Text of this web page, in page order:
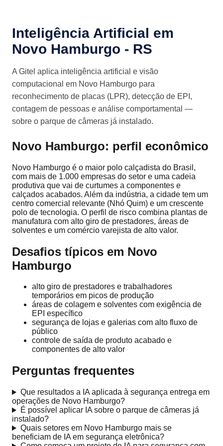
Inteligência Artificial em
Novo Hamburgo - RS
A Gitel aplica inteligência artificial e visão
computacional em Novo Hamburgo para
reconhecimento de placas (LPR), detecção de EPI,
contagem de pessoas e análise comportamental —
sobre o parque de câmeras já instalado.
Novo Hamburgo: perfil econômico
Novo Hamburgo é o maior polo calçadista do Brasil,
com mais de 1.000 empresas do setor e uma cadeia
produtiva que vai de curtumes a componentes e
calçados acabados. Além da indústria, a cidade tem um
centro comercial relevante (Nhó Quim) e um crescente
polo de tecnologia. O perfil de risco combina plantas de
manufatura com alto giro de prestadores, áreas de
solventes e um comércio varejista de alto valor.
Desafios típicos em Novo
Hamburgo
alto giro de prestadores e trabalhadores
temporários em picos de produção
áreas de colagem e solventes com exigência de
EPI específico
segurança de lojas e galerias com alto fluxo de
público
controle de saída de produto acabado e
componentes de alto valor
Perguntas frequentes
Que resultados a IA aplicada à segurança entrega em
operações de Novo Hamburgo?
É possível aplicar IA sobre o parque de câmeras já
instalado?
Quais setores em Novo Hamburgo mais se
beneficiam de IA em segurança eletrônica?